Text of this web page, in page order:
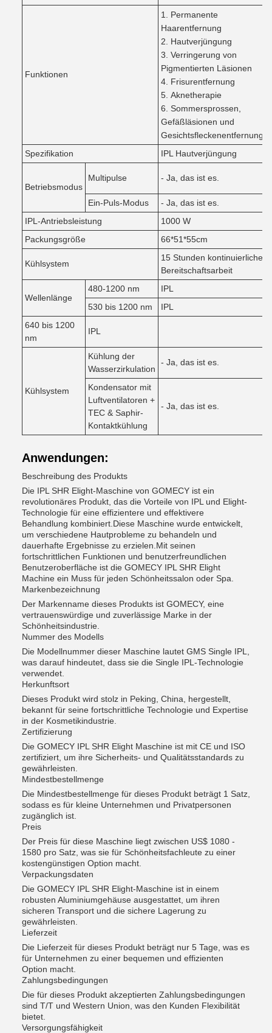
Funktionen
Permanente
Haarentfernung
Hautverjüngung
Verringerung von
Pigmentierten Läsionen
Frisurentfernung
Aknetherapie
Sommersprossen,
Gefäßläsionen und
Gesichtsfleckenentfernung
Spezifikation
IPL Hautverjüngung
Betriebsmodus
Multipulse - Ja, das ist es.
Ein-Puls-Modus
- Ja, das ist es.
IPL-Antriebsleistung
1000 W
Packungsgröße
66*51*55cm
Kühlsystem
15 Stunden kontinuierliche
Bereitschaftsarbeit
Wellenlänge
480-1200 nm
IPL
530 bis 1200 nm
IPL
640 bis 1200
nm
IPL
Kühlsystem
Kühlung der
Wasserzirkulation
- Ja, das ist es.
Kondensator mit
Luftventilatoren +
TEC & Saphir-
Kontaktkühlung
- Ja, das ist es.
Anwendungen:
Beschreibung des Produkts
Die IPL SHR Elight-Maschine von GOMECY ist ein
revolutionäres Produkt, das die Vorteile von IPL und Elight-
Technologie für eine effizientere und effektivere
Behandlung kombiniert.Diese Maschine wurde entwickelt,
um verschiedene Hautprobleme zu behandeln und
dauerhafte Ergebnisse zu erzielen.Mit seinen
fortschrittlichen Funktionen und benutzerfreundlichen
Benutzeroberfläche ist die GOMECY IPL SHR Elight
Machine ein Muss für jeden Schönheitssalon oder Spa.
Markenbezeichnung
Der Markenname dieses Produkts ist GOMECY, eine
vertrauenswürdige und zuverlässige Marke in der
Schönheitsindustrie.
Nummer des Modells
Die Modellnummer dieser Maschine lautet GMS Single IPL,
was darauf hindeutet, dass sie die Single IPL-Technologie
verwendet.
Herkunftsort
Dieses Produkt wird stolz in Peking, China, hergestellt,
bekannt für seine fortschrittliche Technologie und Expertise
in der Kosmetikindustrie.
Zertifizierung
Die GOMECY IPL SHR Elight Maschine ist mit CE und ISO
zertifiziert, um ihre Sicherheits- und Qualitätsstandards zu
gewährleisten.
Mindestbestellmenge
Die Mindestbestellmenge für dieses Produkt beträgt 1 Satz,
sodass es für kleine Unternehmen und Privatpersonen
zugänglich ist.
Preis
Der Preis für diese Maschine liegt zwischen US$ 1080 -
1580 pro Satz, was sie für Schönheitsfachleute zu einer
kostengünstigen Option macht.
Verpackungsdaten
Die GOMECY IPL SHR Elight-Maschine ist in einem
robusten Aluminiumgehäuse ausgestattet, um ihren
sicheren Transport und die sichere Lagerung zu
gewährleisten.
Lieferzeit
Die Lieferzeit für dieses Produkt beträgt nur 5 Tage, was es
für Unternehmen zu einer bequemen und effizienten
Option macht.
Zahlungsbedingungen
Die für dieses Produkt akzeptierten Zahlungsbedingungen
sind T/T und Western Union, was den Kunden Flexibilität
bietet.
Versorgungsfähigkeit